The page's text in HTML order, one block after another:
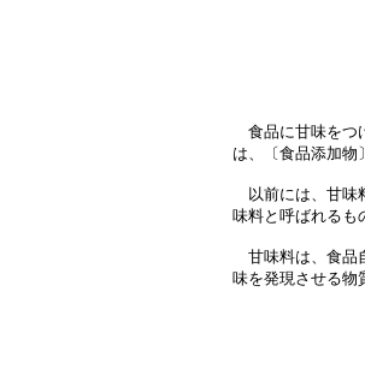
食品に甘味をつ
は、〔食品添加物
以前には、甘味
味料と呼ばれるも
甘味料は、食品
味を発現させる物